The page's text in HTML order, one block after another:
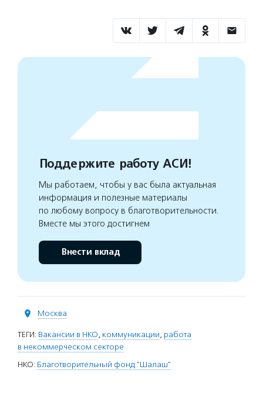
Поддержите работу АСИ!
Мы работаем, чтобы у вас была актуальная
информация и полезные материалы
по любому вопросу в благотворительности.
Вместе мы этого достигнем
Внести вклад
Москва
ТЕГИ: Вакансии в НКО, коммуникации, работа
в некоммерческом секторе
НКО: Благотворительный фонд "Шалаш"